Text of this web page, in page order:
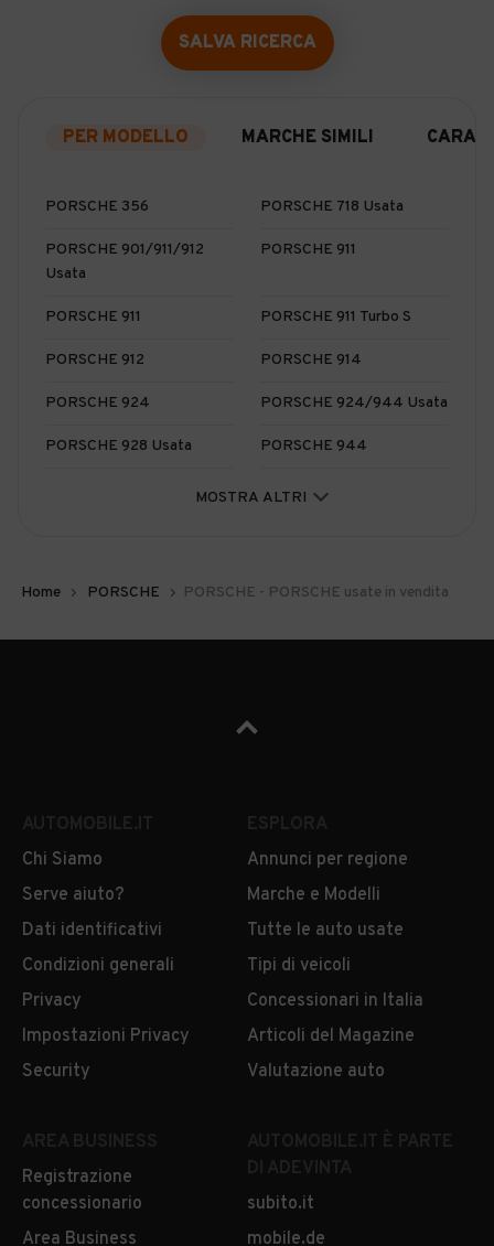
SALVA RICERCA
PER MODELLO MARCHE SIMILI
PORSCHE 356 PORSCHE 718 Usata
PORSCHE 901/911/912
Usata
PORSCHE 911
PORSCHE 911 PORSCHE 911 Turbo S
PORSCHE 912 PORSCHE 914
PORSCHE 924 PORSCHE 924/944 Usata
PORSCHE 928 Usata PORSCHE 944
PORSCHE 991
PORSCHE Boxster Usata
MOSTRA ALTRI
Home PORSCHE PORSCHE - PORSCHE usate in vendita
Chi Siamo
Serve aiuto?
Dati identificativi
Condizioni generali
Privacy
Impostazioni Privacy
Security
Annunci per regione
Marche e Modelli
Tutte le auto usate
Tipi di veicoli
Concessionari in Italia
Articoli del Magazine
Valutazione auto
Registrazione
concessionario
Area Business
subito.it
mobile.de